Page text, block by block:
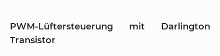
PWM-Lüftersteuerung mit Darlington
Transistor